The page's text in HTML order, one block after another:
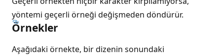
yöntemi geçerli örneği değişmeden döndürür.
Örnekler
Aşağıdaki örnekte, bir dizenin sonundaki